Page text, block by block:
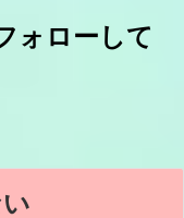
ォローして